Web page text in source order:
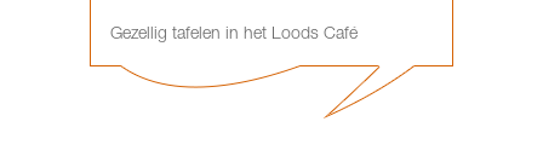
Gezellig tafelen in het Loods Café